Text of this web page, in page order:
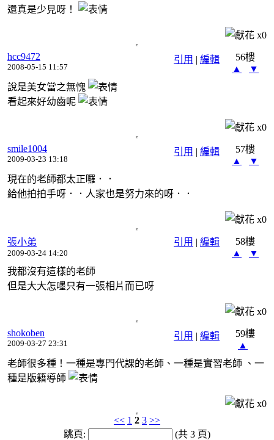
還真是少見呀！
x0
引用 | 編輯
hcc9472
2008-05-15 11:57
56樓
▲
▼
說是美女當之無愧
看起來好幼齒呢
x0
引用 | 編輯
smile1004
2009-03-23 13:18
57樓
▲
▼
現在的老師都太正囉．．
給他拍拍手呀．．人家也是努力來的呀．．
x0
引用 | 編輯
張小弟
2009-03-24 14:20
58樓
▲
▼
我都沒有這樣的老師
但是大大怎嚜只有一張相片而已呀
x0
引用 | 編輯
shokoben
2009-03-27 23:31
59樓
▲
老師很多種！一種是專門代課的老師、一種是實習老師 、一
種是版籍導師
x0
<< 1 2 3 >>
跳頁:
(共 3 頁)